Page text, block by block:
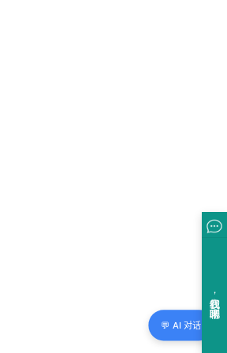
💬 AI 对话